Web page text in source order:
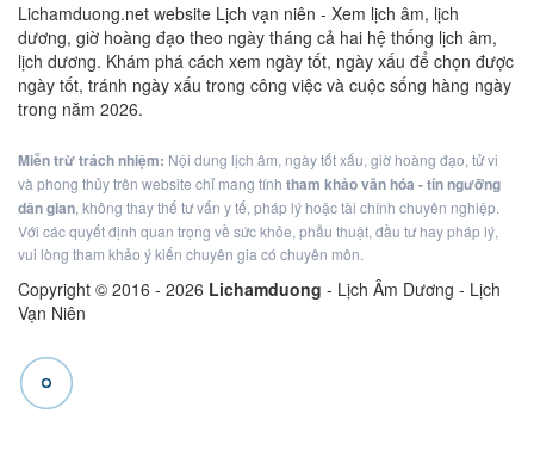
Lichamduong.net website Lịch vạn niên - Xem lịch âm, lịch
dương, giờ hoàng đạo theo ngày tháng cả hai hệ thống lịch âm,
lịch dương. Khám phá cách xem ngày tốt, ngày xấu để chọn được
ngày tốt, tránh ngày xấu trong công việc và cuộc sống hàng ngày
trong năm 2026.
Miễn trừ trách nhiệm: Nội dung lịch âm, ngày tốt xấu, giờ hoàng đạo, tử vi
và phong thủy trên website chỉ mang tính tham khảo văn hóa - tín ngưỡng
dân gian, không thay thế tư vấn y tế, pháp lý hoặc tài chính chuyên nghiệp.
Với các quyết định quan trọng về sức khỏe, phẫu thuật, đầu tư hay pháp lý,
vui lòng tham khảo ý kiến chuyên gia có chuyên môn.
Copyright © 2016 - 2026 Lichamduong - Lịch Âm Dương - Lịch
Vạn Niên